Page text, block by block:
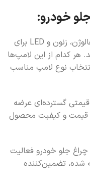
خودرو:
لامپ‌های مختلفی مانند هالوژن، زنون و LED برای
هر کدام از این لامپ‌ها
نوع لامپ مناسب
گسترده‌ای عرضه
قیمت و کیفیت محصول
چراغ جلو خودرو فعالیت
شده، تضمین‌کننده